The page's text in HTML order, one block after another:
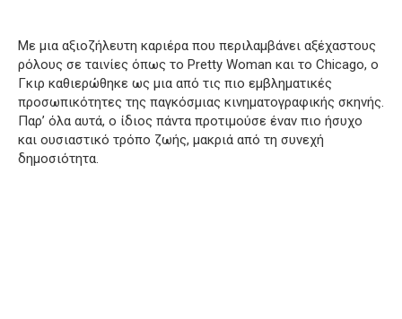
Με μια αξιοζήλευτη καριέρα που περιλαμβάνει αξέχαστους
ρόλους σε ταινίες όπως το Pretty Woman και το Chicago, ο
Γκιρ καθιερώθηκε ως μια από τις πιο εμβληματικές
προσωπικότητες της παγκόσμιας κινηματογραφικής σκηνής.
Παρ’ όλα αυτά, ο ίδιος πάντα προτιμούσε έναν πιο ήσυχο
και ουσιαστικό τρόπο ζωής, μακριά από τη συνεχή
δημοσιότητα.